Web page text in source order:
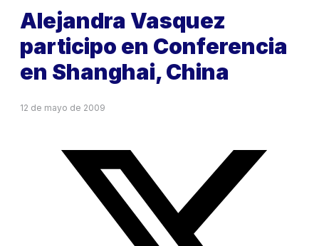
Alejandra Vasquez
participo en Conferencia
en Shanghai, China
12 de mayo de 2009